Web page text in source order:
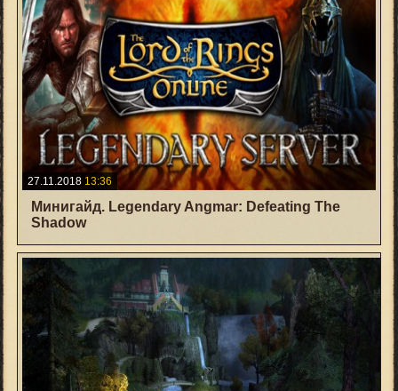
27.11.2018 13:36
Минигайд. Legendary Angmar: Defeating The
Shadow
+5